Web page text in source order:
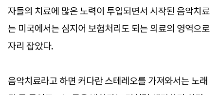
자들의 치료에 많은 노력이 투입되면서 시작된 음악치료
는 미국에서는 심지어 보험처리도 되는 의료의 영역으로
자리 잡았다.
음악치료라고 하면 커다란 스테레오를 가져와서는 노래